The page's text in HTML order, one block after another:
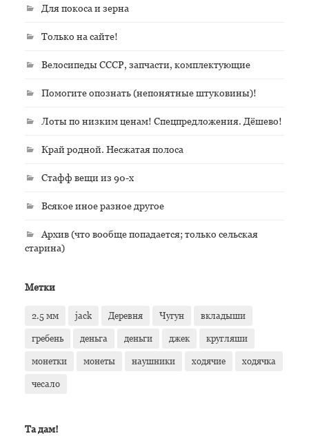
Для покоса и зерна
Только на сайте!
Велосипеды СССР, запчасти, комплектующие
Помогите опознать (непонятные штуковины)!
Лоты по низким ценам! Спецпредложения. Дёшево!
Край родной. Несжатая полоса
Стафф вещи из 90-х
Всякое иное разное другое
Архив (что вообще попадается; только сельская
старина)
Метки
2.5 мм jack Деревня Чугун вкладыши
гребень деньга деньги джек кругляши
монетки монеты наушники ходячие ходячка
чесало
Та дам!